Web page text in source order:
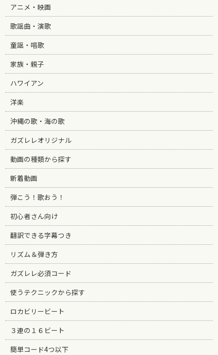
アニメ・映画
歌謡曲・演歌
童謡・唱歌
家族・親子
ハワイアン
洋楽
沖縄の歌・海の歌
ガズレレオリジナル
動画の種類から探す
新着動画
弾こう！歌おう！
初心者さん向け
翻訳できる字幕つき
リズム＆弾き方
ガズレレ必須コード
使うテクニックから探す
ロカビリービート
３連の１６ビート
簡単コード4つ以下